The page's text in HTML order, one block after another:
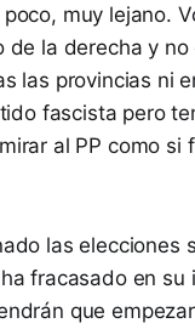
muy lejano.
de la derecha y
las provincias ni
fascista pero
al PP como
las elecciones
fracasado en
que